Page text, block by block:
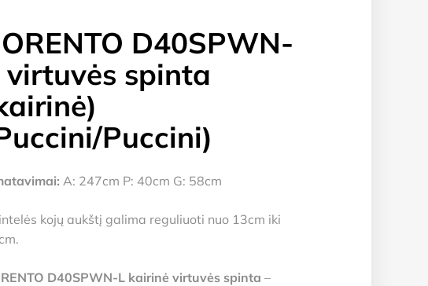
D40SPWN-
virtuvės spinta
Puccini)
A: 247cm P: 40cm G: 58cm
kojų aukštį galima reguliuoti nuo 13cm iki
D40SPWN-L kairinė virtuvės spinta –